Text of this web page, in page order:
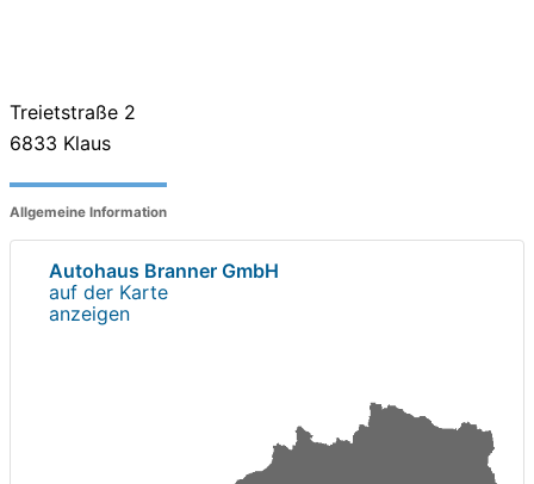
Treietstraße 2
6833 Klaus
Allgemeine Information
Autohaus Branner GmbH
auf der Karte
anzeigen